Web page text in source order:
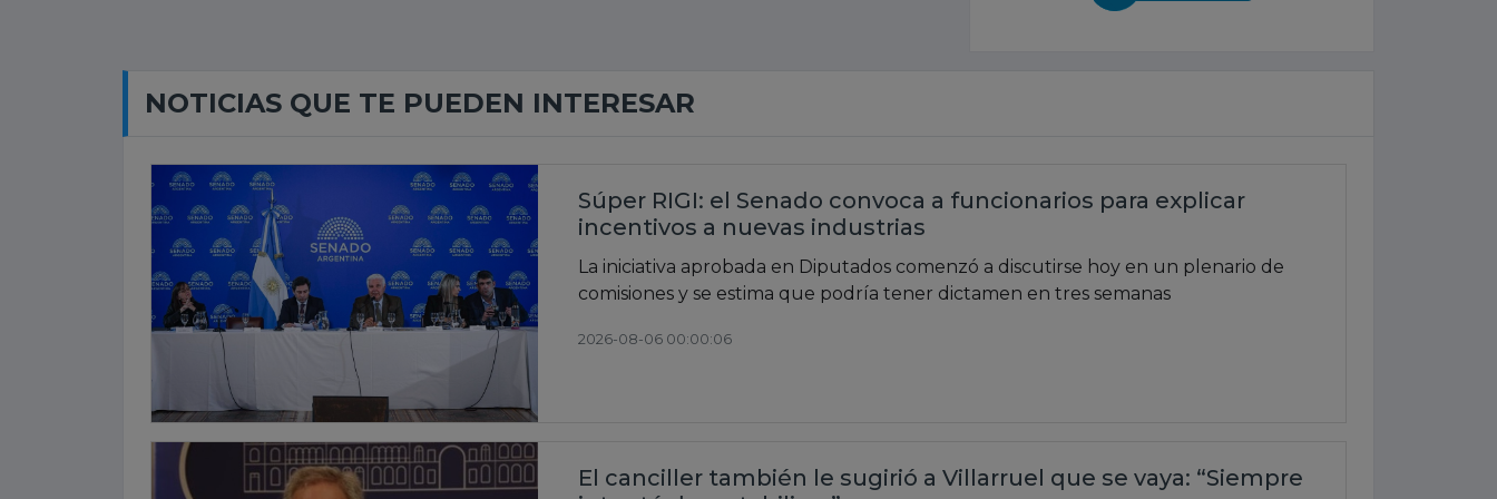
NOTICIAS QUE TE PUEDEN INTERESAR
Súper RIGI: el Senado convoca a funcionarios para explicar
incentivos a nuevas industrias
La iniciativa aprobada en Diputados comenzó a discutirse hoy en un plenario de
comisiones y se estima que podría tener dictamen en tres semanas
2026-08-06 00:00:06
El canciller también le sugirió a Villarruel que se vaya: “Siempre